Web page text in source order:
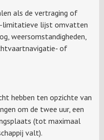
als de vertraging of
limitatieve lijst omvatten
weersomstandigheden,
of
hebben ten opzichte van
om de twee uur, een
(tot maximaal
valt).